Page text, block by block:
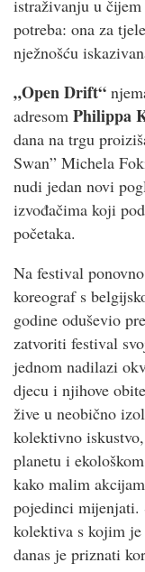
istraživanju u
potreba: ona za
nježnošću
„Open Drift“
adresom Philippa
dana na trgu
Swan” Michela
nudi jedan novi
izvođačima koji
početaka.
Na festival
koreograf s
godine oduševio
zatvoriti festival
jednom nadilazi
djecu i njihove
žive u neobično
kolektivno
planetu i
kako malim
pojedinci mijenjati.
kolektiva s kojim je
danas je priznati